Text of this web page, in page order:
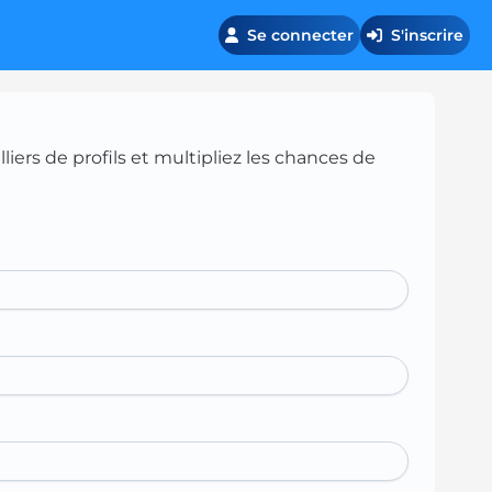
Se connecter S'inscrire
de profils et multipliez les chances de